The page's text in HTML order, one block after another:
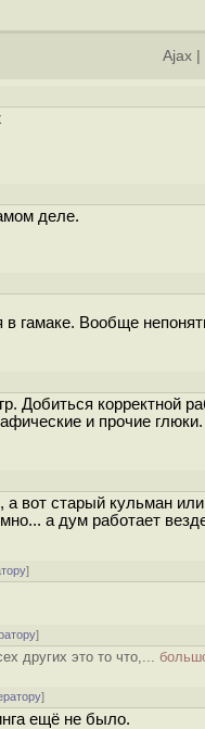
Ajax
деле.
гамаке. Вообще
Добиться корректной
и прочие
вот старый кульман
а дум работает
]
]
других это то что,...
]
ещё не было.